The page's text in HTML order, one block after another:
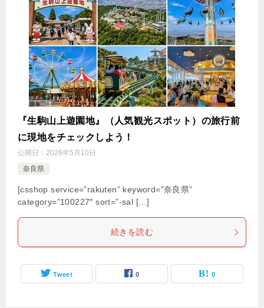
『生駒山上遊園地』（人気観光スポット）の旅行前
に現地をチェックしよう！
公開日： 2026年5月10日
奈良県
[csshop service=”rakuten” keyword=”奈良県”
category=”100227″ sort=”-sal […]
続きを読む
Tweet 0 0